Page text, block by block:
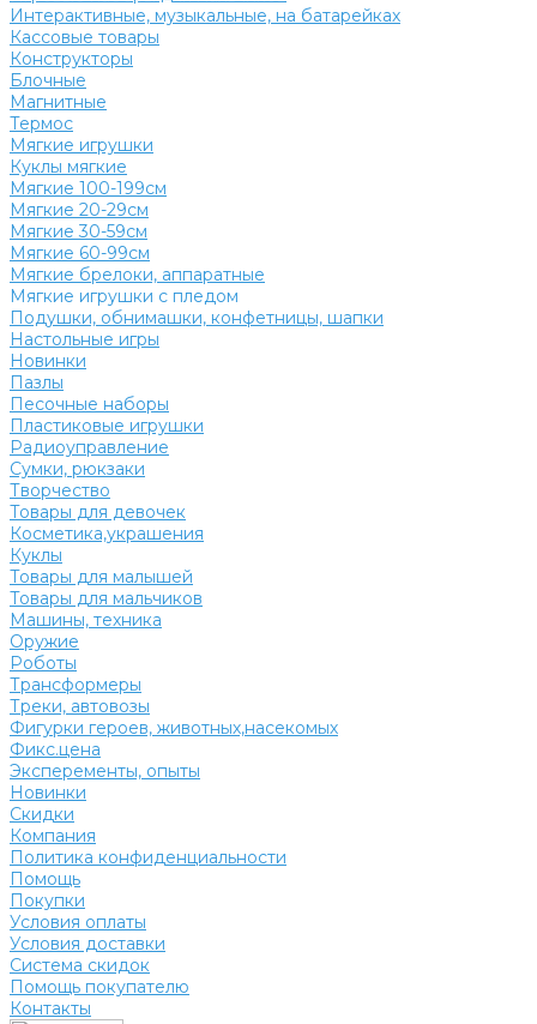
Интерактивные, музыкальные, на батарейках
Кассовые товары
Конструкторы
Блочные
Магнитные
Термос
Мягкие игрушки
Куклы мягкие
Мягкие 100-199см
Мягкие 20-29см
Мягкие 30-59см
Мягкие 60-99см
Мягкие брелоки, аппаратные
Мягкие игрушки с пледом
Подушки, обнимашки, конфетницы, шапки
Настольные игры
Новинки
Пазлы
Песочные наборы
Пластиковые игрушки
Радиоуправление
Сумки, рюкзаки
Творчество
Товары для девочек
Косметика,украшения
Куклы
Товары для малышей
Товары для мальчиков
Машины, техника
Оружие
Роботы
Трансформеры
Треки, автовозы
Фигурки героев, животных,насекомых
Фикс.цена
Эксперементы, опыты
Новинки
Скидки
Компания
Политика конфиденциальности
Помощь
Покупки
Условия оплаты
Условия доставки
Система скидок
Помощь покупателю
Контакты